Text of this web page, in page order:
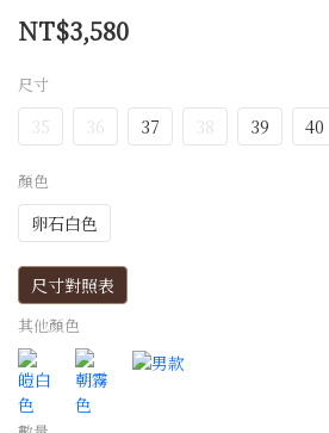
NT$3,580
尺寸
35 36 37 38 39 40
顏色
卵石白色
尺寸對照表
其他顏色